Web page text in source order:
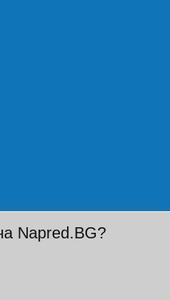
Napred.BG?